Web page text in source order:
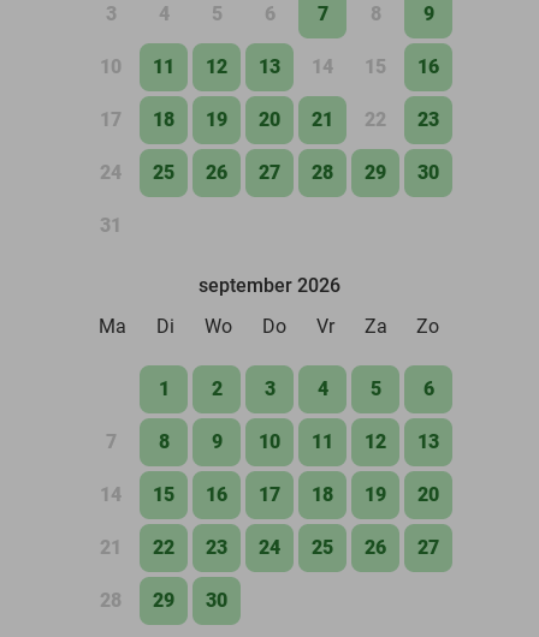
3 4 5 6 7 8 9
10 11 12 13 14 15 16
17 18 19 20 21 22 23
24 25 26 27 28 29 30
31
september 2026
Ma
Di Wo Do Vr Za Zo
1 2 3 4 5 6
7 8 9 10 11 12 13
14 15 16 17 18 19 20
21 22 23 24 25 26 27
28 29 30